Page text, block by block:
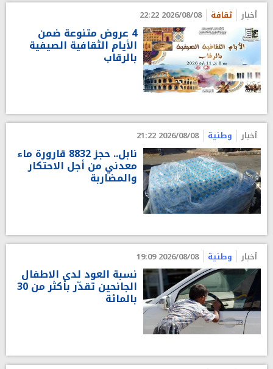
أخبار ثقافة 2026/08/08 22:22
4 عروض متنوعة ضمن
الأيام الثقافية الصيفية
بالرقاب
أخبار وطنية 2026/08/08 21:22
نابل.. حجز 8832 قارورة ماء
معدني من أجل الاحتكار
والمضاربة
أخبار وطنية 2026/08/08 19:09
نسبة العود لدى الاطفال
الجانحين تقدّر بأكثر من 30
بالمائة